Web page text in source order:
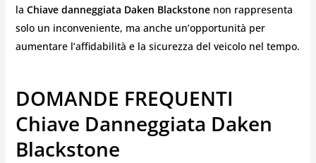
la Chiave danneggiata Daken Blackstonenon rappresenta
solo un inconveniente, ma anche un’opportunità per
aumentare l’affidabilità e la sicurezza del veicolo nel tempo.
DOMANDE FREQUENTI
Chiave Danneggiata Daken
Blackstone